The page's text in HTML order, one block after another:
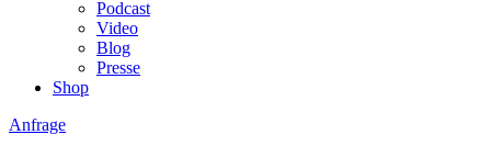
Podcast
Video
Blog
Presse
Shop
Anfrage